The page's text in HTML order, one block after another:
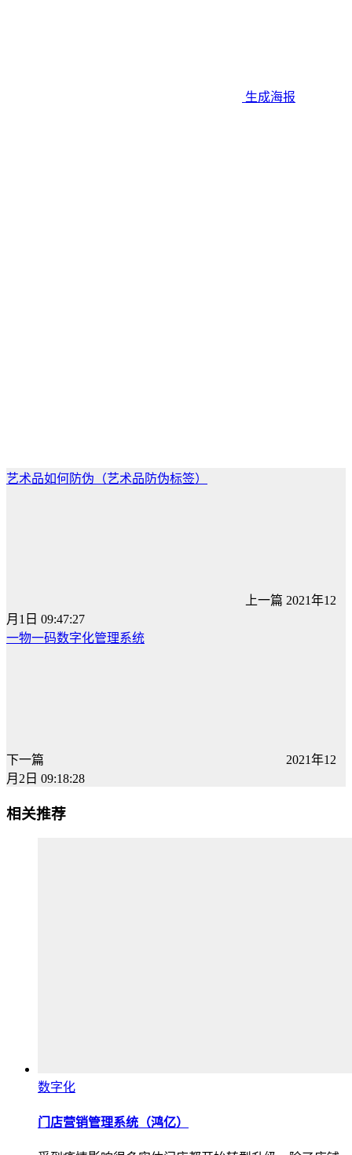
生成海报
艺术品如何防伪（艺术品防伪标签）
上一篇 2021年12
月1日 09:47:27
一物一码数字化管理系统
下一篇
2021年12
月2日 09:18:28
相关推荐
数字化
门店营销管理系统（鸿亿）